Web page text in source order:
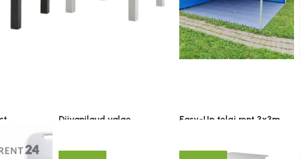
Diivanilaud valge Easy-Up telgi rent 3x3m